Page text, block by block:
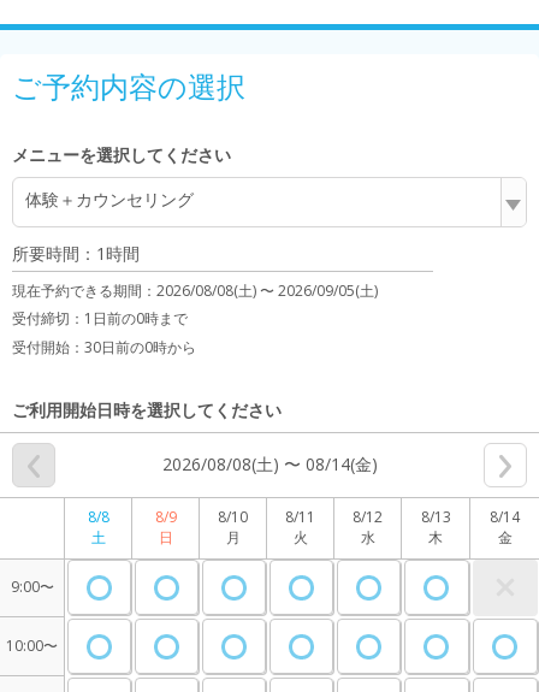
ご予約内容の選択
メニューを選択してください
体験＋カウンセリング
所要時間：1時間
現在予約できる期間： 2026/08/08(土) 〜2026/09/05(土)
受付締切： 1日前の0時まで
受付開始： 30日前の0時から
ご利用開始日時を選択してください
2026/08/08(土) 〜 08/14(金)
8/8
土
8/9
日
8/10
月
8/11
火
8/12
水
8/13
木
8/14
金
9:00〜
10:00〜